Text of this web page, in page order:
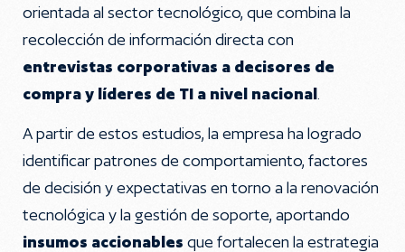
orientada al sector tecnológico, que combina la
recolección de información directa con
entrevistas corporativas a decisores de
compra y líderes de TI a nivel nacional
A partir de estos estudios, la empresa ha logrado
identificar patrones de comportamiento, factores
de decisión y expectativas en torno a la renovación
tecnológica y la gestión de soporte, aportando
insumos accionables que fortalecen la estrategia